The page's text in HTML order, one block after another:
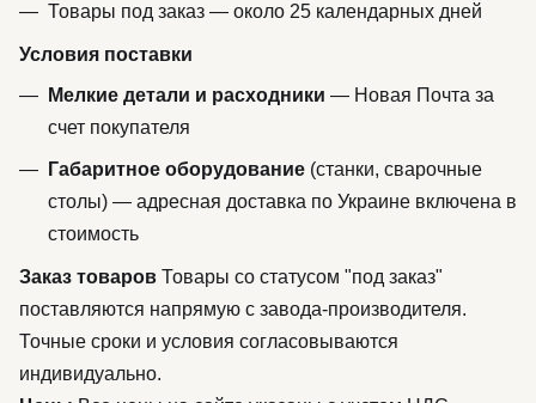
Товары под заказ — около 25 календарных дней
Условия поставки
Мелкие детали и расходники — Новая Почта за
счет покупателя
Габаритное оборудование (станки, сварочные
столы) — адресная доставка по Украине включена в
стоимость
Заказ товаров Товары со статусом "под заказ"
поставляются напрямую с завода-производителя.
Точные сроки и условия согласовываются
индивидуально.